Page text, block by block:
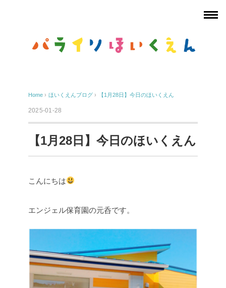
Home › ほいくえんブログ › 【1月28日】今日のほいくえん
2025-01-28
【1月28日】今日のほいくえん
こんにちは
エンジェル保育園の元呑です。